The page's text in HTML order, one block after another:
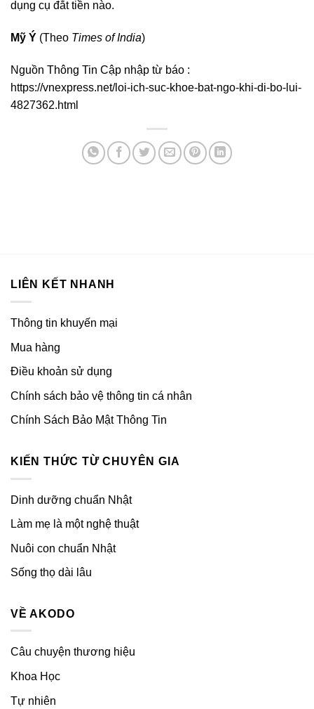
dụng cụ đắt tiền nào.
Mỹ Ý (Theo Times of India)
Nguồn Thông Tin Cập nhập từ báo :
https://vnexpress.net/loi-ich-suc-khoe-bat-ngo-khi-di-bo-lui-
4827362.html
LIÊN KẾT NHANH
Thông tin khuyến mại
Mua hàng
Điều khoản sử dụng
Chính sách bảo vệ thông tin cá nhân
Chính Sách Bảo Mật Thông Tin
KIẾN THỨC TỪ CHUYÊN GIA
Dinh dưỡng chuẩn Nhật
Làm mẹ là một nghệ thuật
Nuôi con chuẩn Nhật
Sống thọ dài lâu
VỀ AKODO
Câu chuyện thương hiệu
Khoa Học
Tự nhiên